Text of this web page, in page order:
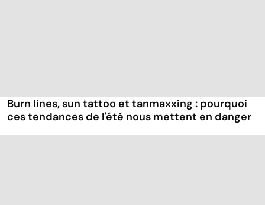
Burn lines, sun tattoo et tanmaxxing : pourquoi
ces tendances de l'été nous mettent en danger